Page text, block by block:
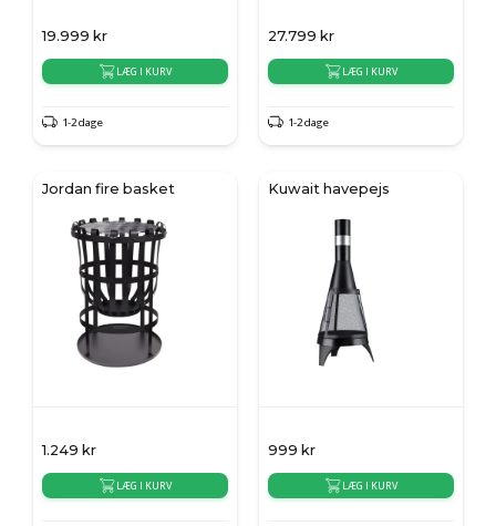
19.999 kr
LÆG I KURV
1-2 dage
27.799 kr
LÆG I KURV
1-2 dage
Jordan fire basket
1.249 kr
LÆG I KURV
Kuwait havepejs
999 kr
LÆG I KURV